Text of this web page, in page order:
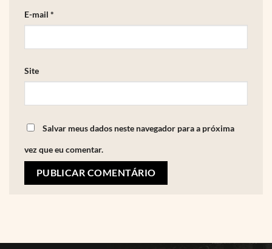
E-mail *
Site
Salvar meus dados neste navegador para a próxima
vez que eu comentar.